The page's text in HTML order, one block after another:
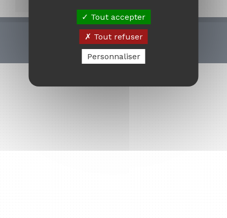
© 2010 - 2026
Mentions légales
Tout accepter
Tout refuser
Personnaliser